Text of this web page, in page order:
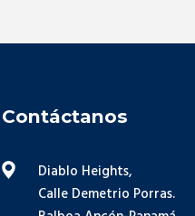
Contáctanos
Diablo Heights,
Calle Demetrio Porras.